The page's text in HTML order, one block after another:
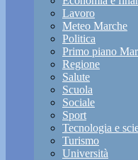
Lavoro
Meteo Marche
Politica
Primo piano
Regione
Salute
Scuola
Sociale
Sport
Tecnologia e
Turismo
Università